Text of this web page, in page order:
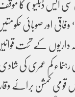
کی جائے‘ وفاقی اور
داریوں کے تحت
رہنماء کم عمری
قومی کمشن برائے